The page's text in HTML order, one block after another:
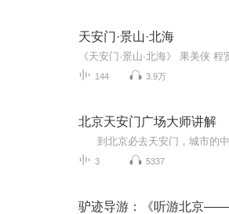
天安门·景山·北海
144 3.9万
北京天安门广场大师讲解
3 5337
驴迹导游：《听游北京——